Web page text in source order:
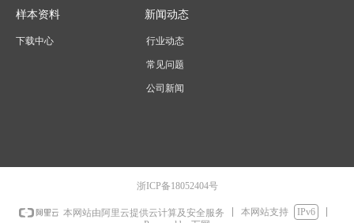
下载中心
样本资料 新闻动态
行业动态
常见问题
公司新闻
浙ICP备18052404号
本网站由阿里云提供云计算及安全服务 本网站支持
IPv6